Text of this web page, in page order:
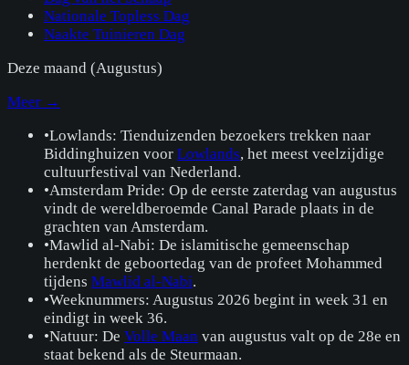
Nationale Topless Dag
Naakte Tuinieren Dag
Deze maand (Augustus)
Meer →
•Lowlands: Tienduizenden bezoekers trekken naar
Biddinghuizen voor Lowlands, het meest veelzijdige
cultuurfestival van Nederland.
•Amsterdam Pride: Op de eerste zaterdag van augustus
vindt de wereldberoemde Canal Parade plaats in de
grachten van Amsterdam.
•Mawlid al-Nabi: De islamitische gemeenschap
herdenkt de geboortedag van de profeet Mohammed
tijdens Mawlid al-Nabi.
•Weeknummers: Augustus 2026 begint in week 31 en
eindigt in week 36.
•Natuur: De Volle Maan van augustus valt op de 28e en
staat bekend als de Steurmaan.